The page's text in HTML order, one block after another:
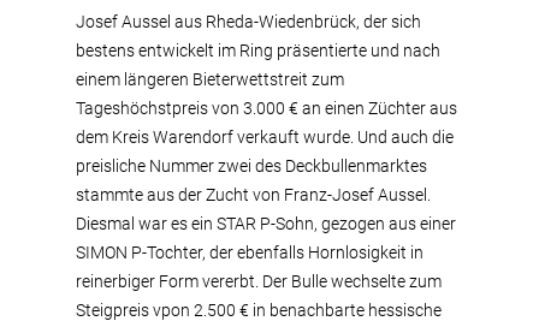
Josef Aussel aus Rheda-Wiedenbrück, der sich
bestens entwickelt im Ring präsentierte und nach
einem längeren Bieterwettstreit zum
Tageshöchstpreis von 3.000 € an einen Züchter aus
dem Kreis Warendorf verkauft wurde. Und auch die
preisliche Nummer zwei des Deckbullenmarktes
stammte aus der Zucht von Franz-Josef Aussel.
Diesmal war es ein STAR P-Sohn, gezogen aus einer
SIMON P-Tochter, der ebenfalls Hornlosigkeit in
reinerbiger Form vererbt. Der Bulle wechselte zum
Steigpreis vpon 2.500 € in benachbarte hessische